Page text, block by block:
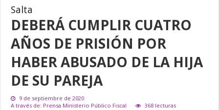
Salta
DEBERÁ CUMPLIR CUATRO
AÑOS DE PRISIÓN POR
HABER ABUSADO DE LA HIJA
DE SU PAREJA
9 de septiembre de 2020
A través de: Prensa Ministerio Público Fiscal
368 lecturas